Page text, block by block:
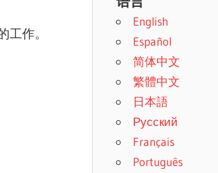
作。
English
Español
简体中文
繁體中文
日本語
Русский
Français
Português